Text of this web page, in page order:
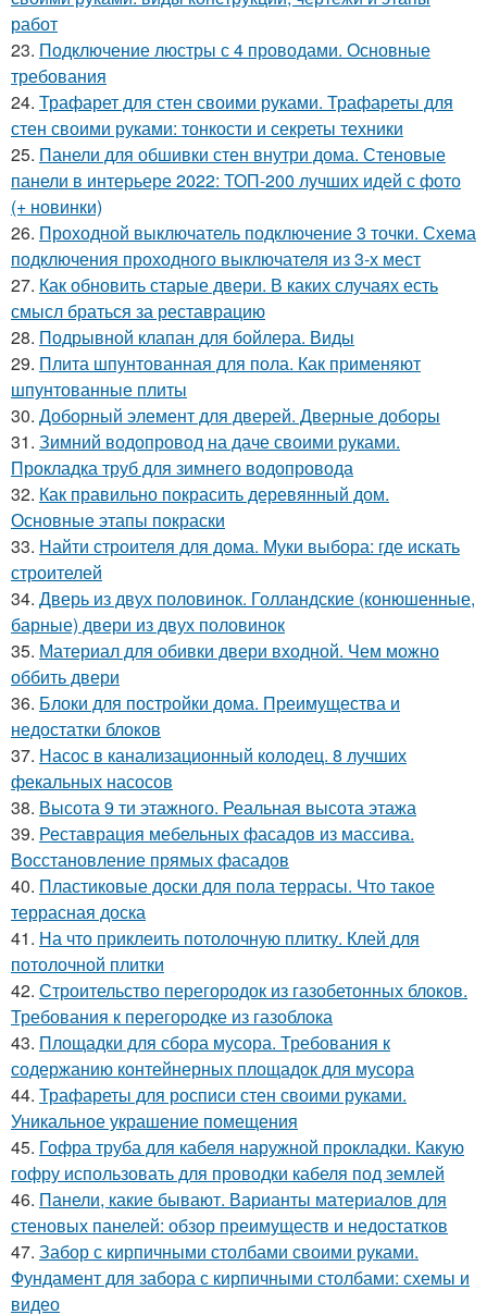
работ
23. Подключение люстры с 4 проводами. Основные
требования
24. Трафарет для стен своими руками. Трафареты для
стен своими руками: тонкости и секреты техники
25. Панели для обшивки стен внутри дома. Стеновые
панели в интерьере 2022: ТОП-200 лучших идей с фото
(+ новинки)
26. Проходной выключатель подключение 3 точки. Схема
подключения проходного выключателя из 3-х мест
27. Как обновить старые двери. В каких случаях есть
смысл браться за реставрацию
28. Подрывной клапан для бойлера. Виды
29. Плита шпунтованная для пола. Как применяют
шпунтованные плиты
30. Доборный элемент для дверей. Дверные доборы
31. Зимний водопровод на даче своими руками.
Прокладка труб для зимнего водопровода
32. Как правильно покрасить деревянный дом.
Основные этапы покраски
33. Найти строителя для дома. Муки выбора: где искать
строителей
34. Дверь из двух половинок. Голландские (конюшенные,
барные) двери из двух половинок
35. Материал для обивки двери входной. Чем можно
оббить двери
36. Блоки для постройки дома. Преимущества и
недостатки блоков
37. Насос в канализационный колодец. 8 лучших
фекальных насосов
38. Высота 9 ти этажного. Реальная высота этажа
39. Реставрация мебельных фасадов из массива.
Восстановление прямых фасадов
40. Пластиковые доски для пола террасы. Что такое
террасная доска
41. На что приклеить потолочную плитку. Клей для
потолочной плитки
42. Строительство перегородок из газобетонных блоков.
Требования к перегородке из газоблока
43. Площадки для сбора мусора. Требования к
содержанию контейнерных площадок для мусора
44. Трафареты для росписи стен своими руками.
Уникальное украшение помещения
45. Гофра труба для кабеля наружной прокладки. Какую
гофру использовать для проводки кабеля под землей
46. Панели, какие бывают. Варианты материалов для
стеновых панелей: обзор преимуществ и недостатков
47. Забор с кирпичными столбами своими руками.
Фундамент для забора с кирпичными столбами: схемы и
видео